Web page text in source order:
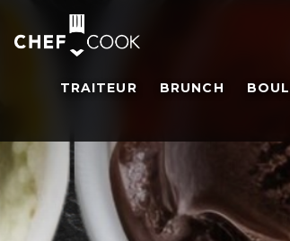
TRAITEUR BRUNCH